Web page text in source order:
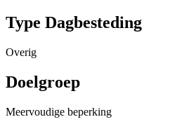
Type Dagbesteding
Overig
Doelgroep
Meervoudige beperking